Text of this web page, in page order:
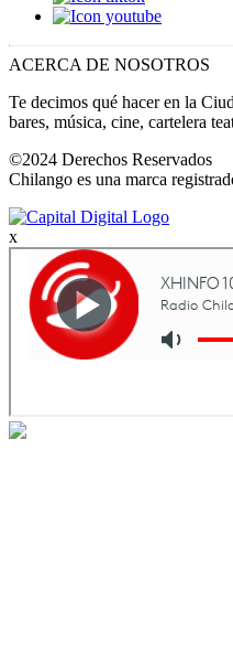
ACERCA DE NOSOTROS
Te decimos qué hacer en la
bares, música, cine, cartelera
©2024 Derechos Reservados
Chilango es una marca
x